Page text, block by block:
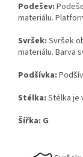
Podešev:
materiálu.
Svršek: Svršek
materiálu. Barva
Podšívka:
Stélka: Stélka je
Šířka: G